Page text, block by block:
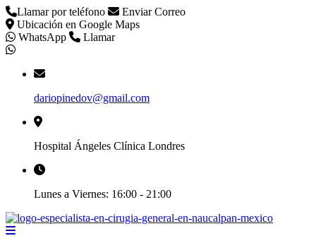
Llamar por teléfono
Enviar Correo
Ubicación en Google Maps
WhatsApp
Llamar
dariopinedov@gmail.com
Hospital Ángeles Clínica Londres
Lunes a Viernes: 16:00 - 21:00